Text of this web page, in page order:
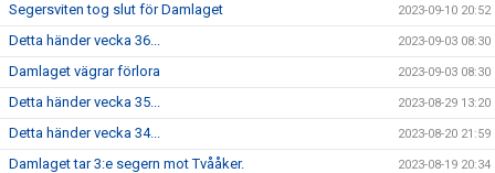
Segersviten tog slut för Damlaget 2023-09-10 20:52
Detta händer vecka 36... 2023-09-03 08:30
Damlaget vägrar förlora 2023-09-03 08:30
Detta händer vecka 35... 2023-08-29 13:20
Detta händer vecka 34... 2023-08-20 21:59
Damlaget tar 3:e segern mot Tvååker. 2023-08-19 20:34